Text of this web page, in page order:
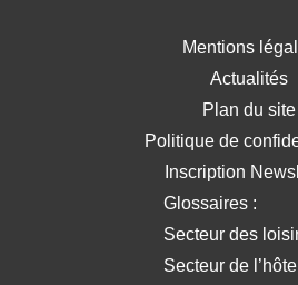
Mentions
Actualités
Plan du site
Politique de
Inscription
Glossaires :
Secteur des
Secteur de